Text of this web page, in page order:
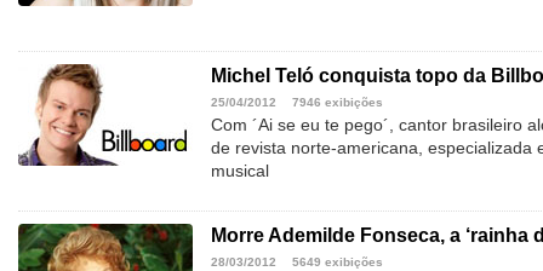
Michel Teló conquista topo da
25/04/2012 7946 exibições
Com ´Ai se eu te pego´, cantor brasileiro
de revista norte-americana, especializada
musical
Morre Ademilde Fonseca, a ‘rainha
28/03/2012 5649 exibições